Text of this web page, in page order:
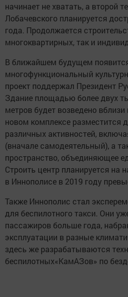
начинает не хватать, а второй
Лобачевского планируется
года. Продолжается
многоквартирных, так и
В ближайшем будущем
многофункциональный
проект поддержал Президент
Здание площадью более двух
метров будет возведено
новом комплексе разместится
различных активностей,
(вначале самодеятельный), а
пространство, объединяющее
Строить центр планируется на
в Иннополисе в 2019 году
Также Иннополис стал
для беспилотного такси. Они
пассажиров больше года,
эксплуатации в разные
здесь же разрабатываются
беспилотных«КамАЗов» по